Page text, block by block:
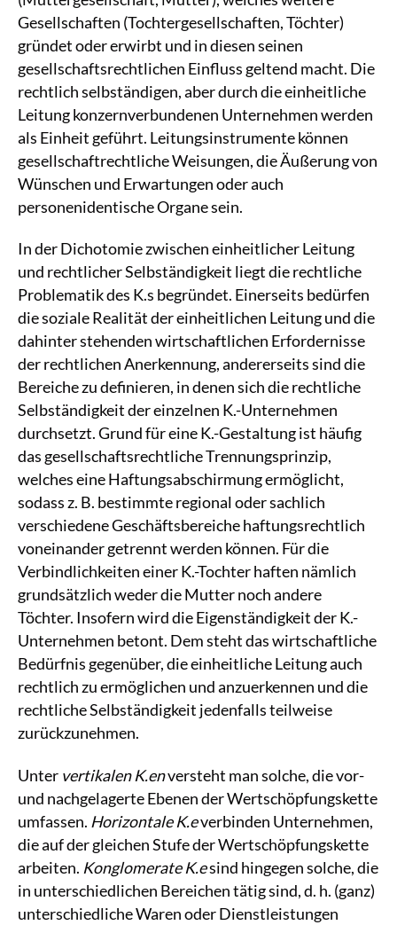
Gesellschaften (Tochtergesellschaften, Töchter)
gründet oder erwirbt und in diesen seinen
gesellschaftsrechtlichen Einfluss geltend macht. Die
rechtlich selbständigen, aber durch die einheitliche
Leitung konzernverbundenen Unternehmen werden
als Einheit geführt. Leitungsinstrumente können
gesellschaftrechtliche Weisungen, die Äußerung von
Wünschen und Erwartungen oder auch
personenidentische Organe sein.
In der Dichotomie zwischen einheitlicher Leitung
und rechtlicher Selbständigkeit liegt die rechtliche
Problematik des K.s begründet. Einerseits bedürfen
die soziale Realität der einheitlichen Leitung und die
dahinter stehenden wirtschaftlichen Erfordernisse
der rechtlichen Anerkennung, andererseits sind die
Bereiche zu definieren, in denen sich die rechtliche
Selbständigkeit der einzelnen K.-Unternehmen
durchsetzt. Grund für eine K.-Gestaltung ist häufig
das gesellschaftsrechtliche Trennungsprinzip,
welches eine Haftungsabschirmung ermöglicht,
sodass z. B. bestimmte regional oder sachlich
verschiedene Geschäftsbereiche haftungsrechtlich
voneinander getrennt werden können. Für die
Verbindlichkeiten einer K.-Tochter haften nämlich
grundsätzlich weder die Mutter noch andere
Töchter. Insofern wird die Eigenständigkeit der K.-
Unternehmen betont. Dem steht das wirtschaftliche
Bedürfnis gegenüber, die einheitliche Leitung auch
rechtlich zu ermöglichen und anzuerkennen und die
rechtliche Selbständigkeit jedenfalls teilweise
zurückzunehmen.
Unter vertikalen K.enversteht man solche, die vor-
und nachgelagerte Ebenen der Wertschöpfungskette
umfassen. Horizontale K.everbinden Unternehmen,
die auf der gleichen Stufe der Wertschöpfungskette
arbeiten. Konglomerate K.esind hingegen solche, die
in unterschiedlichen Bereichen tätig sind, d. h. (ganz)
unterschiedliche Waren oder Dienstleistungen